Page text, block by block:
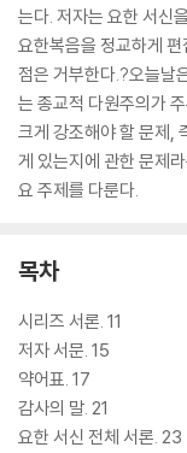
는다. 저자는 요한 서신
요한복음을 정교하게
점은 거부한다.?오늘날
는 종교적 다원주의가
크게 강조해야 할 문제,
게 있는지에 관한 문제
요 주제를 다룬다.
목차
시리즈 서론. 11
저자 서문. 15
약어표. 17
감사의 말. 21
요한 서신 전체 서론. 23